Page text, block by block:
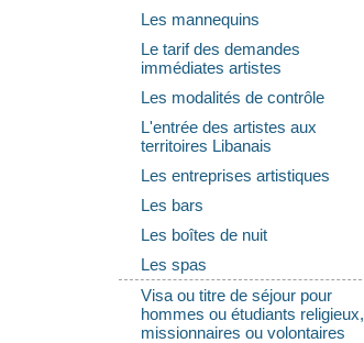
Les mannequins
Le tarif des demandes
immédiates artistes
Les modalités de contrôle
L'entrée des artistes aux
territoires Libanais
Les entreprises artistiques
Les bars
Les boîtes de nuit
Les spas
Visa ou titre de séjour pour
hommes ou étudiants religieux,
missionnaires ou volontaires